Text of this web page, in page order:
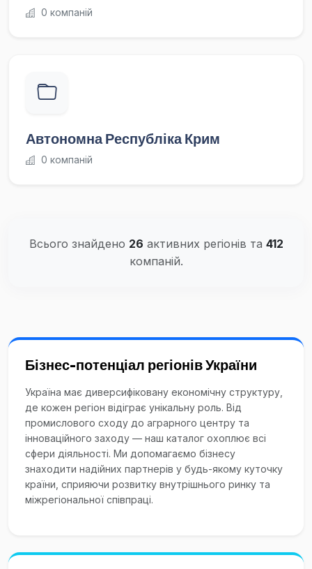
0 компаній
Автономна Республіка Крим
0 компаній
Всього знайдено 26 активних регіонів та 412
компаній.
Бізнес-потенціал регіонів України
Україна має диверсифіковану економічну структуру,
де кожен регіон відіграє унікальну роль. Від
промислового сходу до аграрного центру та
інноваційного заходу — наш каталог охоплює всі
сфери діяльності. Ми допомагаємо бізнесу
знаходити надійних партнерів у будь-якому куточку
країни, сприяючи розвитку внутрішнього ринку та
міжрегіональної співпраці.